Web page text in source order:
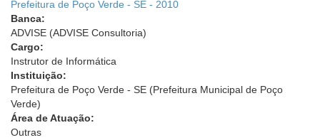
Prefeitura de Poço Verde - SE - 2010
Banca:
ADVISE (ADVISE Consultoria)
Cargo:
Instrutor de Informática
Instituição:
Prefeitura de Poço Verde - SE (Prefeitura Municipal de Poço
Verde)
Área de Atuação:
Outras